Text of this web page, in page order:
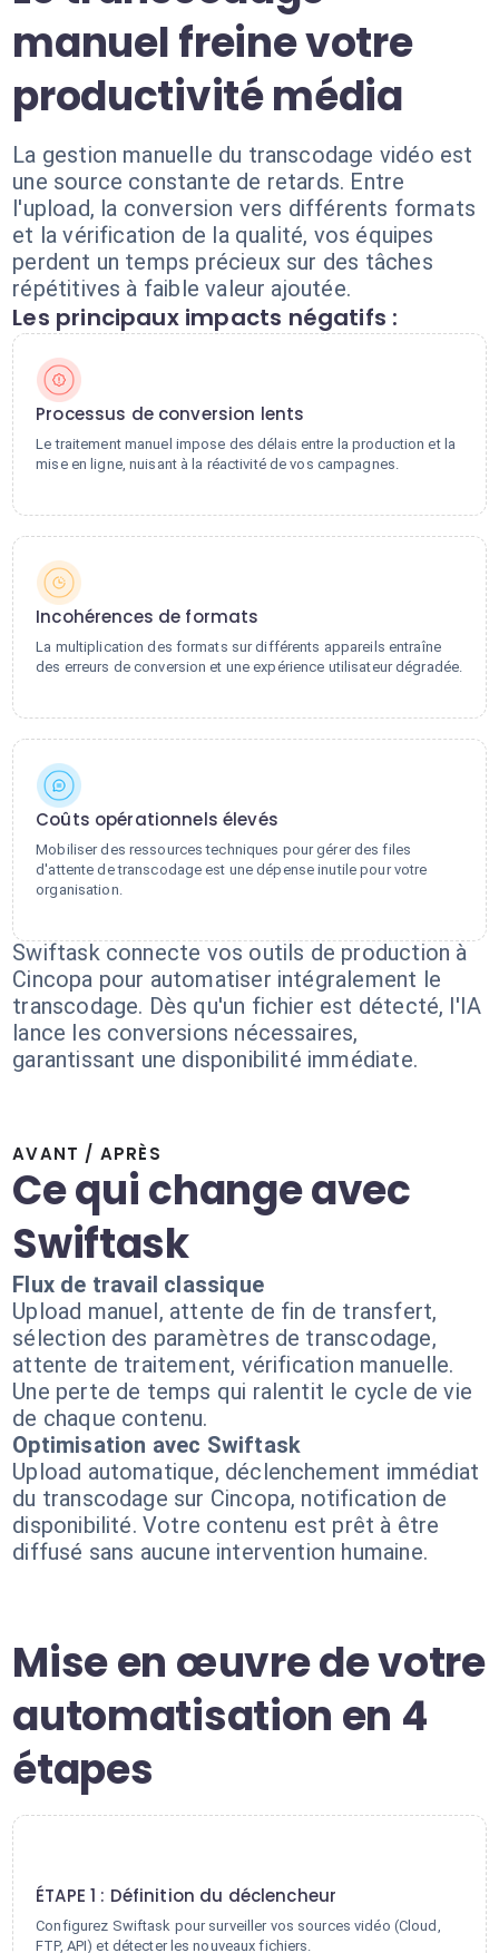
manuel freine votre
productivité média
La gestion manuelle du transcodage vidéo est
une source constante de retards. Entre
l'upload, la conversion vers différents formats
et la vérification de la qualité, vos équipes
perdent un temps précieux sur des tâches
répétitives à faible valeur ajoutée.
Les principaux impacts négatifs :
Processus de conversion lents
Le traitement manuel impose des délais entre la production et la
mise en ligne, nuisant à la réactivité de vos campagnes.
Incohérences de formats
La multiplication des formats sur différents appareils entraîne
des erreurs de conversion et une expérience utilisateur dégradée.
Coûts opérationnels élevés
Mobiliser des ressources techniques pour gérer des files
d'attente de transcodage est une dépense inutile pour votre
organisation.
Swiftask connecte vos outils de production à
Cincopa pour automatiser intégralement le
transcodage. Dès qu'un fichier est détecté, l'IA
lance les conversions nécessaires,
garantissant une disponibilité immédiate.
AVANT / APRÈS
Ce qui change avec
Swiftask
Flux de travail classique
Upload manuel, attente de fin de transfert,
sélection des paramètres de transcodage,
attente de traitement, vérification manuelle.
Une perte de temps qui ralentit le cycle de vie
de chaque contenu.
Optimisation avec Swiftask
Upload automatique, déclenchement immédiat
du transcodage sur Cincopa, notification de
disponibilité. Votre contenu est prêt à être
diffusé sans aucune intervention humaine.
Mise en œuvre de votre
automatisation en 4
étapes
ÉTAPE 1 : Définition du déclencheur
Configurez Swiftask pour surveiller vos sources vidéo (Cloud,
FTP, API) et détecter les nouveaux fichiers.